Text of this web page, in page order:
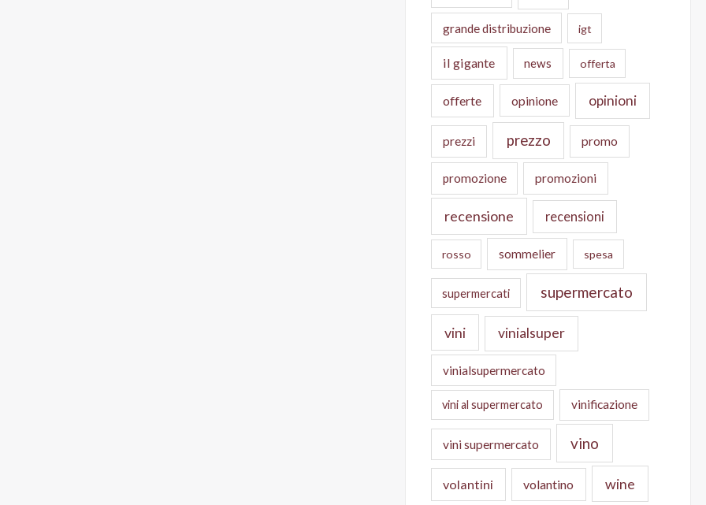
grande distribuzione igt
il gigante news offerta
offerte opinione opinioni
prezzi prezzo promo
promozione promozioni
recensione recensioni
rosso sommelier spesa
supermercati supermercato
vini vinialsuper
vinialsupermercato
vini al supermercato vinificazione
vini supermercato vino
volantini volantino wine